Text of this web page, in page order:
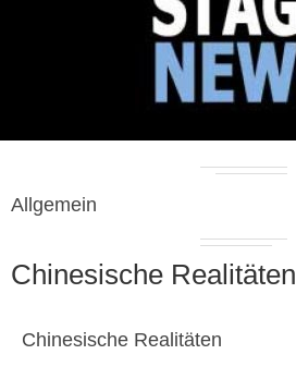
Allgemein
Chinesische Realitäten
Chinesische Realitäten